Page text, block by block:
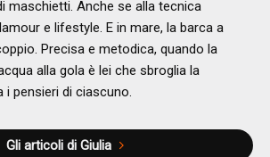
maschietti. Anche se alla tecnica
e lifestyle. E in mare, la barca a
Precisa e metodica, quando la
alla gola è lei che sbroglia la
i pensieri di ciascuno.
Gli articoli di Giulia